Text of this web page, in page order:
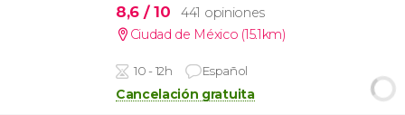
8,6 / 10
441 opiniones
Ciudad de México (15.1km)
10 - 12h Español
Cancelación gratuita